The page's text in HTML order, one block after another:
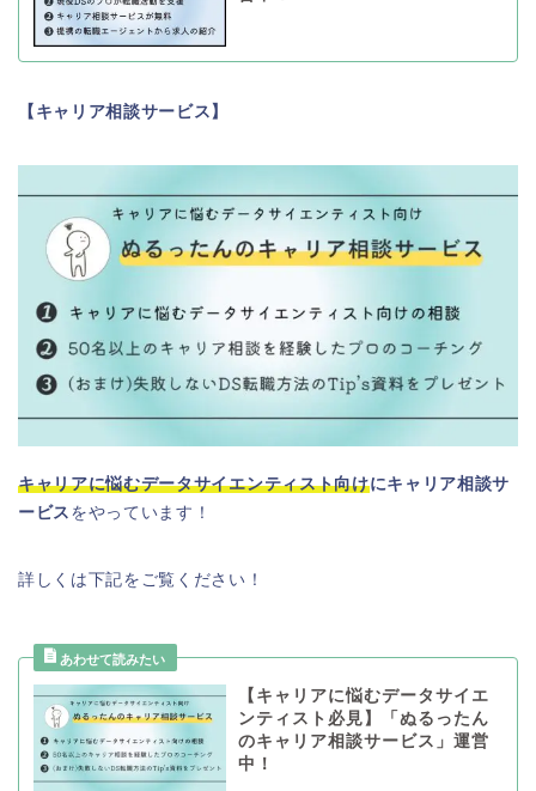
【キャリア相談サービス】
キャリアに悩むデータサイエンティスト向けにキャリア相談サ
ービス をやっています！
詳しくは下記をご覧ください！
【キャリアに悩むデータサイエ
ンティスト必見】「ぬるったん
のキャリア相談サービス」運営
中！